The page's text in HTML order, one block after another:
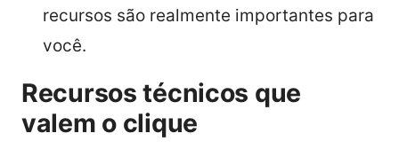
recursos são realmente importantes para
você.
Recursos técnicos que
valem o clique